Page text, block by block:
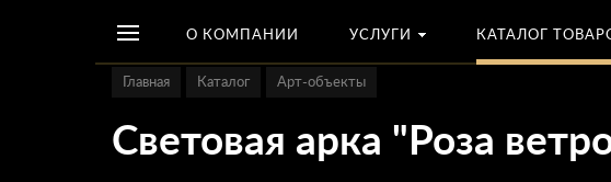
О КОМПАНИИ УСЛУГИ КАТАЛОГ
Главная Каталог Арт-объекты
Световая арка "Роза